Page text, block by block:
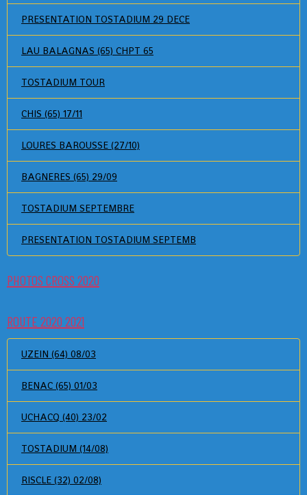
PRESENTATION TOSTADIUM 29 DECE
LAU BALAGNAS (65) CHPT 65
TOSTADIUM TOUR
CHIS (65) 17/11
LOURES BAROUSSE (27/10)
BAGNERES (65) 29/09
TOSTADIUM SEPTEMBRE
PRESENTATION TOSTADIUM SEPTEMB
PHOTOS CROSS 2020
ROUTE 2020 2021
UZEIN (64) 08/03
BENAC (65) 01/03
UCHACQ (40) 23/02
TOSTADIUM (14/08)
RISCLE (32) 02/08)